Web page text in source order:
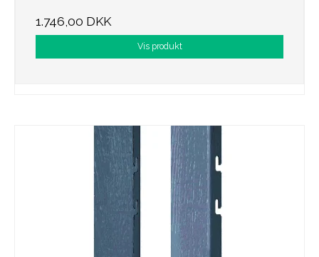
1.746,00 DKK
Vis produkt